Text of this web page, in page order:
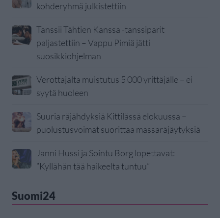
kohderyhmä julkistettiin
Tanssii Tähtien Kanssa -tanssiparit
paljastettiin – Vappu Pimiä jätti
suosikkiohjelman
Verottajalta muistutus 5 000 yrittäjälle – ei
syytä huoleen
Suuria räjähdyksiä Kittilässä elokuussa –
puolustusvoimat suorittaa massaräjäytyksiä
Janni Hussi ja Sointu Borg lopettavat:
”Kyllähän tää haikeelta tuntuu”
Suomi24